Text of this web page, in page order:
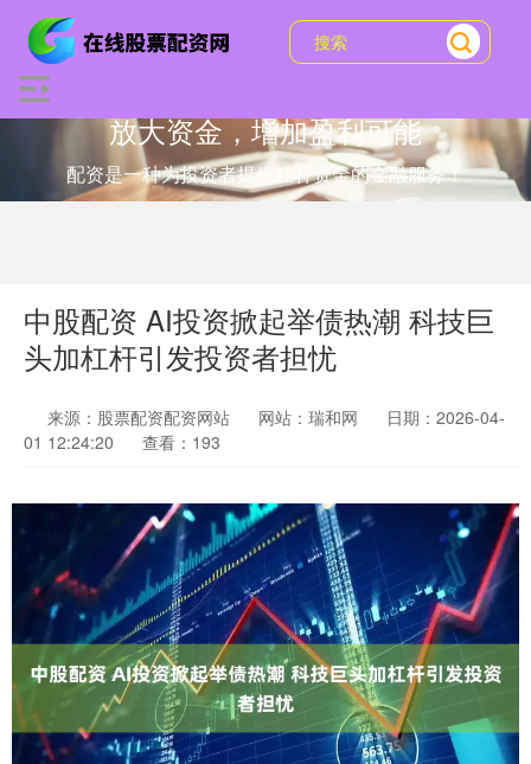
放大资金，增加盈利可能
配资是一种为投资者提供杠杆资金的金融服务！
中股配资 AI投资掀起举债热潮 科技巨
头加杠杆引发投资者担忧
来源：股票配资配资网站 网站：瑞和网
日期：2026-04-
01 12:24:20
查看：193